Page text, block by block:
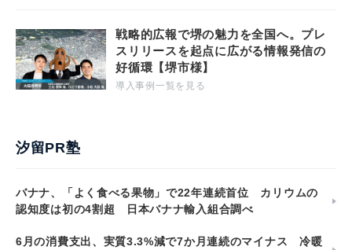
戦略的広報で堺の魅力を全国へ。プレ
スリリースを起点に広がる情報発信の
好循環【堺市様】
導入事例一覧を見る
汐留PR塾
バナナ、「よく食べる果物」で22年連続首位 カリウムの
認知度は初の4割超 日本バナナ輸入組合調べ
6月の消費支出、実質3.3%減で7か月連続のマイナス 冷暖